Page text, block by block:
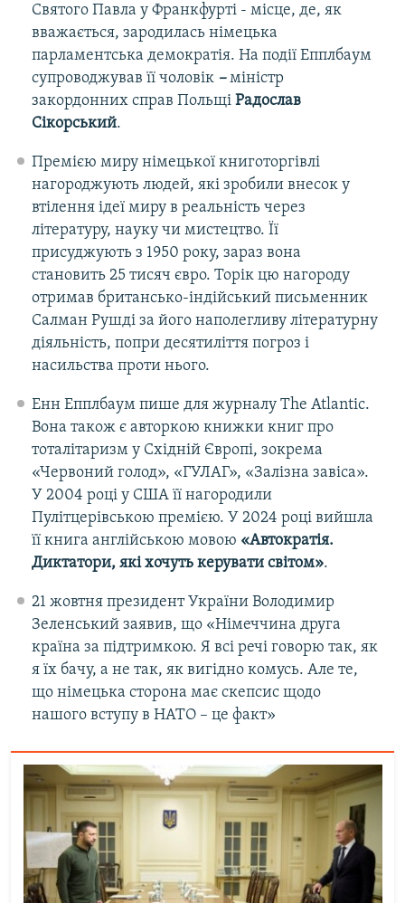
Святого Павла у Франкфурті - місце, де, як
вважається, зародилась німецька
парламентська демократія. На події Епплбаум
супроводжував її чоловік –міністр
закордонних справ Польщі Радослав
Сікорський.
Премією миру німецької книготоргівлі
нагороджують людей, які зробили внесок у
втілення ідеї миру в реальність через
літературу, науку чи мистецтво. Її
присуджують з 1950 року, зараз вона
становить 25 тисяч євро. Торік цю нагороду
отримав британсько-індійський письменник
Салман Рушді за його наполегливу літературну
діяльність, попри десятиліття погроз і
насильства проти нього.
Енн Епплбаум пише для журналу The Atlantic.
Вона також є авторкою книжки книг про
тоталітаризм у Східній Європі, зокрема
«Червоний голод», «ГУЛАГ», «Залізна завіса».
У 2004 році у США її нагородили
Пулітцерівською премією. У 2024 році вийшла
її книга англійською мовою «Автократія.
Диктатори, які хочуть керувати світом».
21 жовтня президент України Володимир
Зеленський заявив, що «Німеччина друга
країна за підтримкою. Я всі речі говорю так, як
я їх бачу, а не так, як вигідно комусь. Але те,
що німецька сторона має скепсис щодо
нашого вступу в НАТО – це факт»